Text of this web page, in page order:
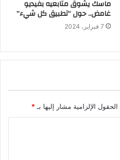
ماسك يشوق متابعيه بفيديو
غامض.. حول “تطبيق كل شيء”
7 فبراير، 2024
الحقول الإلزامية مشار إليها بـ*